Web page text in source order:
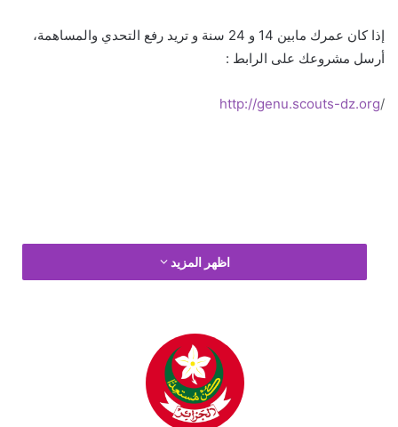
إذا كان عمرك مابين 14 و 24 سنة و تريد رفع التحدي والمساهمة،
أرسل مشروعك على الرابط :
/
http://genu.scouts-dz.org
اظهر المزيد